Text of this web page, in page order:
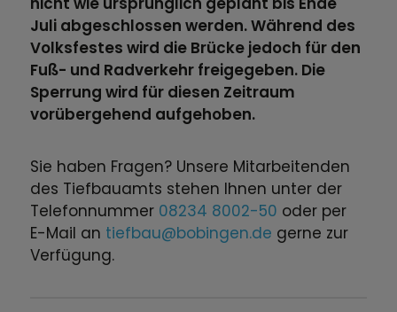
Juli abgeschlossen werden. Während des
Volksfestes wird die Brücke jedoch für den
Fuß- und Radverkehr freigegeben. Die
Sperrung wird für diesen Zeitraum
vorübergehend aufgehoben.
Sie haben Fragen? Unsere Mitarbeitenden
des Tiefbauamts stehen Ihnen unter der
Telefonnummer 08234 8002-50 oder per
E-Mail an tiefbau@bobingen.de gerne zur
Verfügung.